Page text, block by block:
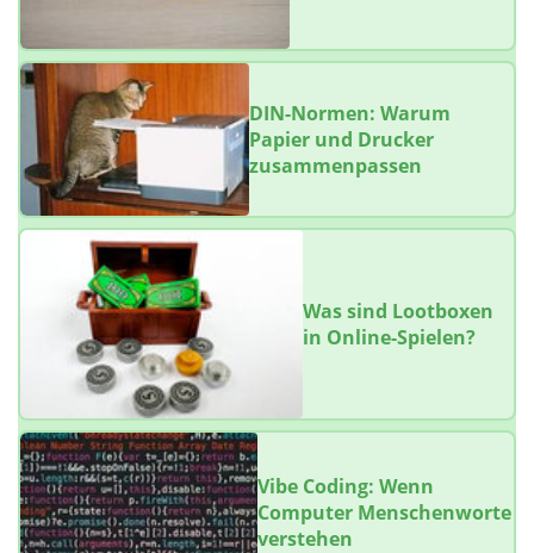
DIN-Normen: Warum
Papier und Drucker
zusammenpassen
Was sind Lootboxen
in Online-Spielen?
Vibe Coding: Wenn
Computer Menschenworte
verstehen